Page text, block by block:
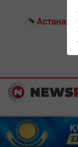
Астана: